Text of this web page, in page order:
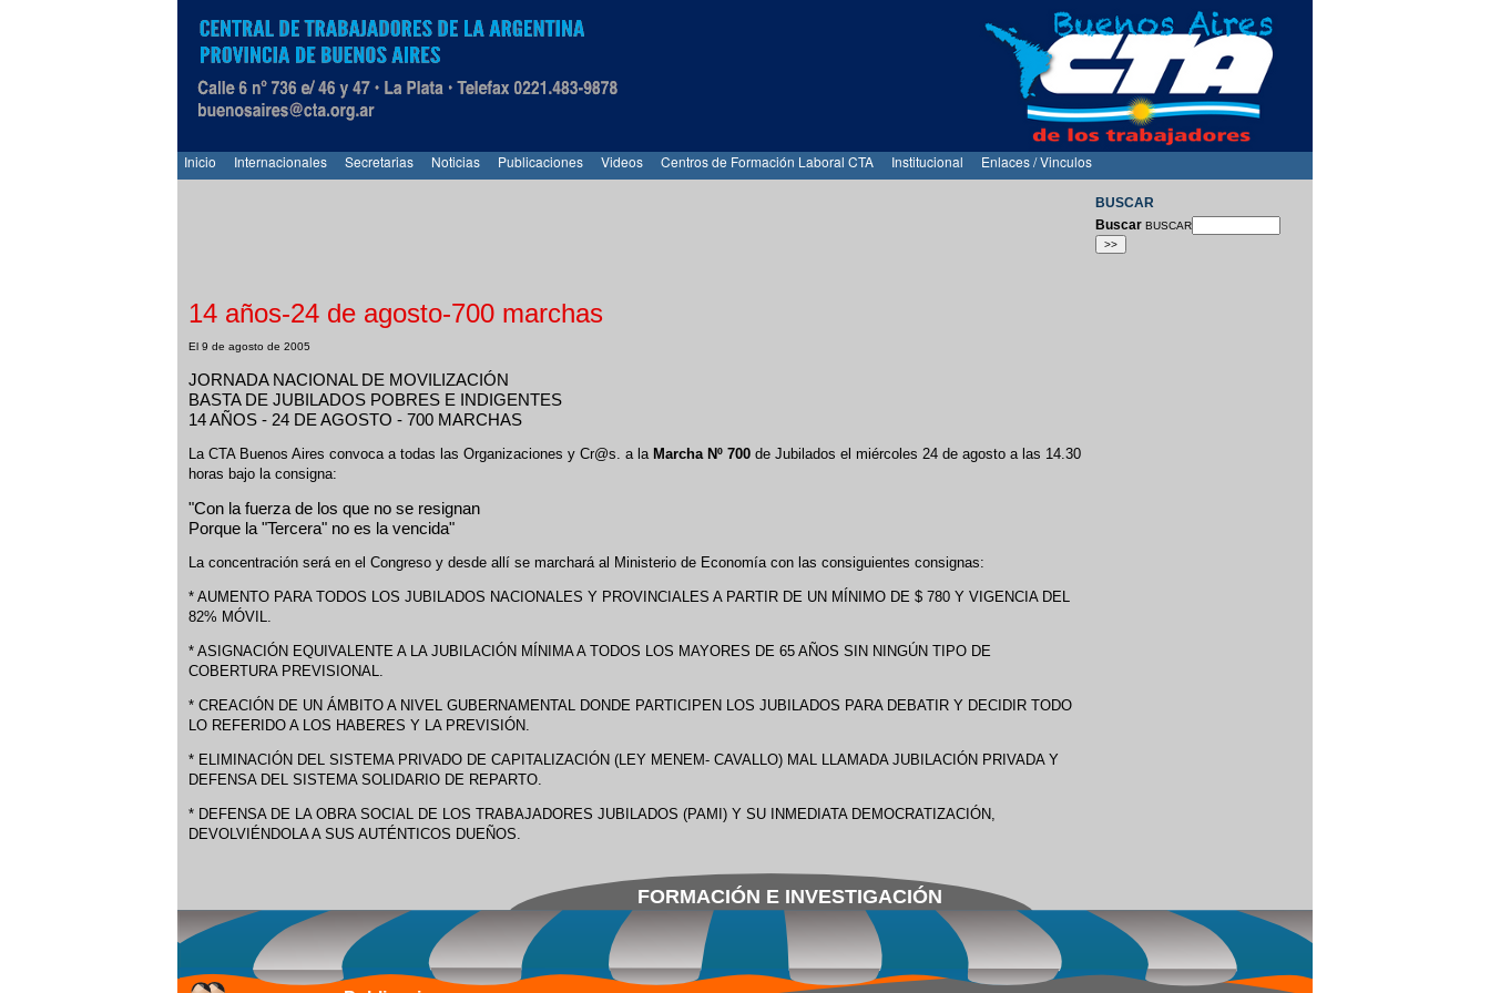
Inicio Internacionales Secretarias Noticias Publicaciones Videos Centros de Formación Laboral CTA Institucional Enlaces / Vinculos
BUSCAR
Buscar BUSCAR
14 años-24 de agosto-700 marchas
El 9 de agosto de 2005
JORNADA NACIONAL DE MOVILIZACIÓN
BASTA DE JUBILADOS POBRES E INDIGENTES
14 AÑOS - 24 DE AGOSTO - 700 MARCHAS
La CTA Buenos Aires convoca a todas las Organizaciones y Cr@s. a la Marcha Nº 700 de Jubilados el miércoles 24 de agosto a las 14.30
horas bajo la consigna:
"Con la fuerza de los que no se resignan
Porque la "Tercera" no es la vencida"
La concentración será en el Congreso y desde allí se marchará al Ministerio de Economía con las consiguientes consignas:
* AUMENTO PARA TODOS LOS JUBILADOS NACIONALES Y PROVINCIALES A PARTIR DE UN MÍNIMO DE $ 780 Y VIGENCIA DEL
82% MÓVIL.
* ASIGNACIÓN EQUIVALENTE A LA JUBILACIÓN MÍNIMA A TODOS LOS MAYORES DE 65 AÑOS SIN NINGÚN TIPO DE
COBERTURA PREVISIONAL.
* CREACIÓN DE UN ÁMBITO A NIVEL GUBERNAMENTAL DONDE PARTICIPEN LOS JUBILADOS PARA DEBATIR Y DECIDIR TODO
LO REFERIDO A LOS HABERES Y LA PREVISIÓN.
* ELIMINACIÓN DEL SISTEMA PRIVADO DE CAPITALIZACIÓN (LEY MENEM- CAVALLO) MAL LLAMADA JUBILACIÓN PRIVADA Y
DEFENSA DEL SISTEMA SOLIDARIO DE REPARTO.
* DEFENSA DE LA OBRA SOCIAL DE LOS TRABAJADORES JUBILADOS (PAMI) Y SU INMEDIATA DEMOCRATIZACIÓN,
DEVOLVIÉNDOLA A SUS AUTÉNTICOS DUEÑOS.
FORMACIÓN E INVESTIGACIÓN